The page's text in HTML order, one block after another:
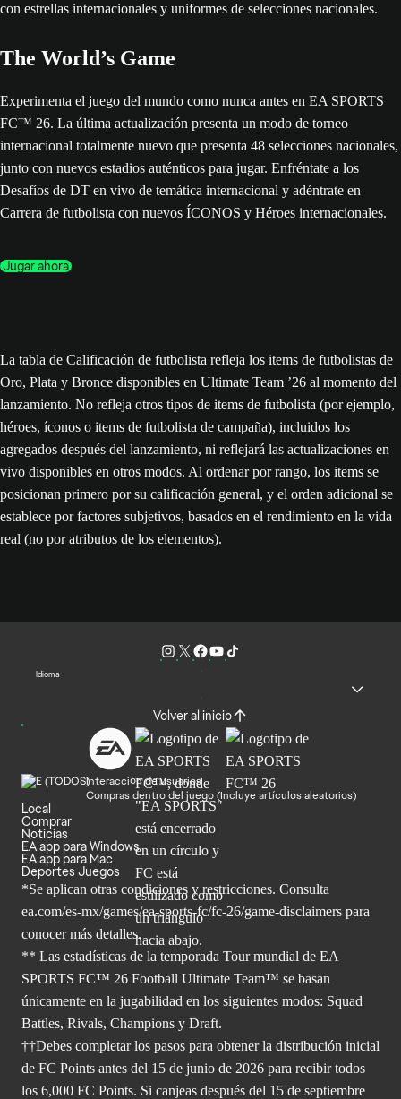
The World’s Game
Experimenta el juego del mundo como nunca antes en EA SPORTS
FC™ 26. La última actualización presenta un modo de torneo
internacional totalmente nuevo que presenta 48 selecciones nacionales,
junto con nuevos estadios auténticos para jugar. Enfréntate a los
Desafíos de DT en vivo de temática internacional y adéntrate en
Carrera de futbolista con nuevos ÍCONOS y Héroes internacionales.
Jugar ahora
La tabla de Calificación de futbolista refleja los items de futbolistas de
Oro, Plata y Bronce disponibles en Ultimate Team ’26 al momento del
lanzamiento. No refleja otros tipos de items de futbolista (por ejemplo,
héroes, íconos o items de futbolista de campaña), incluidos los
agregados después del lanzamiento, ni reflejará las actualizaciones en
vivo disponibles en otros modos. Al ordenar por rango, los items se
posicionan primero por su calificación general, y el orden adicional se
establece por factores subjetivos, basados en el rendimiento en la vida
real (no por atributos de los elementos).
Idioma
Volver al inicio
Interacción de usuarios
Compras dentro del juego (Incluye artículos aleatorios)
Local
Comprar
Noticias
EA app para Windows
EA app para Mac
Deportes Juegos
*Se aplican otras condiciones y restricciones. Consulta
ea.com/es-mx/games/ea-sports-fc/fc-26/game-disclaimers para
conocer más detalles.
** Las estadísticas de la temporada Tour mundial de EA
SPORTS FC™ 26 Football Ultimate Team™ se basan
únicamente en la jugabilidad en los siguientes modos: Squad
Battles, Rivals, Champions y Draft.
††Debes completar los pasos para obtener la distribución inicial
de FC Points antes del 15 de junio de 2026 para recibir todos
los 6,000 FC Points. Si canjeas después del 15 de septiembre